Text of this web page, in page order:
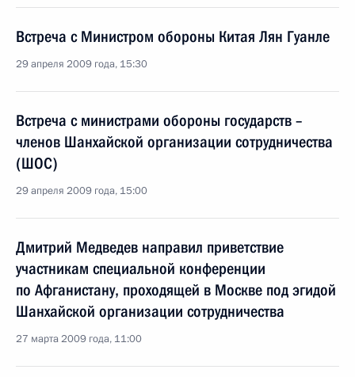
Встреча с Министром обороны Китая Лян Гуанле
29 апреля 2009 года, 15:30
Встреча с министрами обороны государств –
членов Шанхайской организации сотрудничества
(ШОС)
29 апреля 2009 года, 15:00
Дмитрий Медведев направил приветствие
участникам специальной конференции
по Афганистану, проходящей в Москве под эгидой
Шанхайской организации сотрудничества
27 марта 2009 года, 11:00